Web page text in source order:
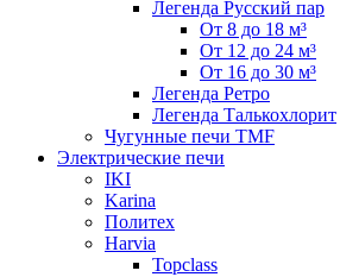
Легенда Русский пар
От 8 до 18 м³
От 12 до 24 м³
От 16 до 30 м³
Легенда Ретро
Легенда Талькохлорит
Чугунные печи TMF
Электрические печи
IKI
Karina
Политех
Harvia
Topclass